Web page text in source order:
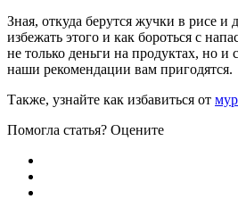
Зная, откуда берутся жучки в рисе и
избежать этого и как бороться с
не только деньги на продуктах, но
наши рекомендации вам пригодятся.
Также, узнайте как избавиться от
Помогла статья? Оцените